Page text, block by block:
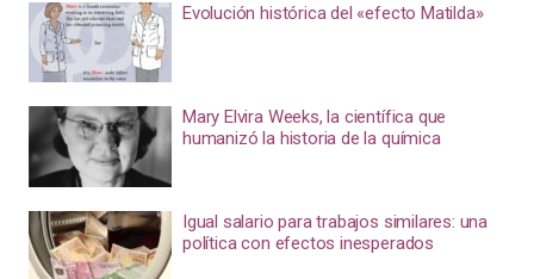
Evolución histórica del «efecto Matilda»
Mary Elvira Weeks, la científica que
humanizó la historia de la química
Igual salario para trabajos similares: una
política con efectos inesperados